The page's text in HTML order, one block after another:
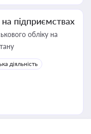
підприємствах
обліку на
діяльність